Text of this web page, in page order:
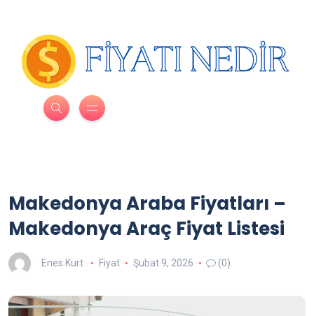
Makedonya Araba Fiyatları –
Makedonya Araç Fiyat Listesi
Enes Kurt Fiyat Şubat 9, 2026 (0)